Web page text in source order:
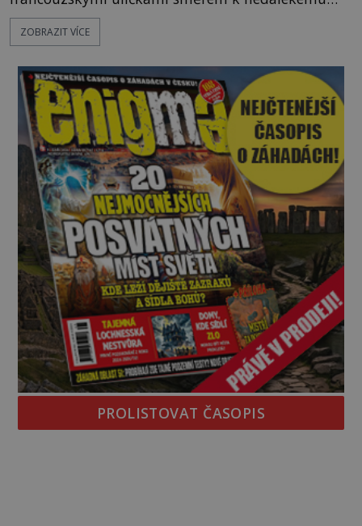
přístavu. Jeden z nich má přes ramena ranec s
tajemným obsahem. Kapitán lodi už na ně čeká.
vyplouváme,“ sdělí jim. „Kam máme namířeno,
kapitáne?“ zeptá se ho jeden z templářů. „Do Sk
ZOBRAZIT VÍCE
PROLISTOVAT ČASOPIS